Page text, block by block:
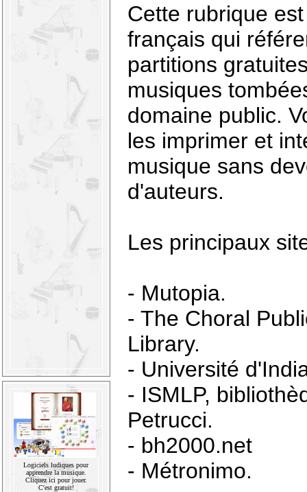
Logiciels ludiques pour
apprendre la musique.
Cliquez ici pour jouer.
C'est gratuit!
Cette rubrique
français qui
partitions
musiques
domaine public.
les imprimer et
musique sans
d'auteurs.
Les principaux
- Mutopia.
- The Choral
Library.
- Université
- ISMLP,
Petrucci.
- bh2000.net
- Métronimo.